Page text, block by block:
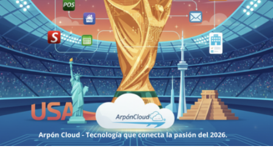
hospedaje
para
el
Mundial
2026
en
México